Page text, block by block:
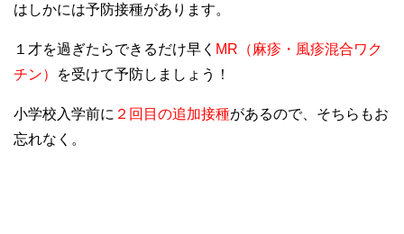
はしかには予防接種があります。
１才を過ぎたらできるだけ早く MR（麻疹・風疹混合ワク
チン）
を受けて予防しましょう！
小学校入学前に ２回目の追加接種があるので、そちらもお
忘れなく。